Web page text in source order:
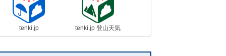
tenki.jp tenki.jp 登山天気